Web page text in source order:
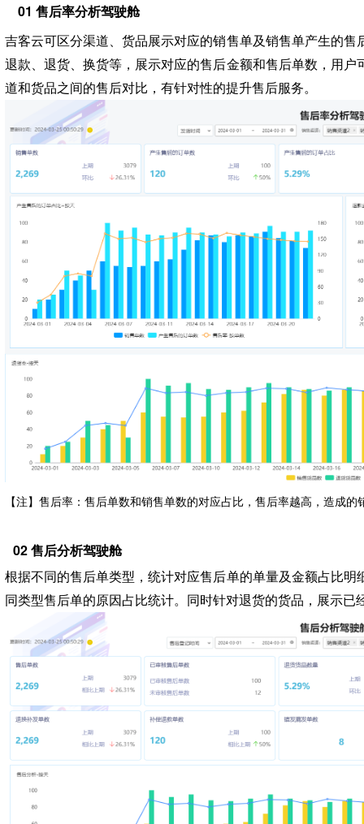
01 售后率分析驾驶舱
吉客云可区分渠道、货品展示对应的销售单及销售单产生的
退款、退货、换货等，展示对应的售后金额和售后单数，用
道和货品之间的售后对比，有针对性的提升售后服务。
【注】售后率：售后单数和销售单数的对应占比，售后率越高，造成的
02 售后分析驾驶舱
根据不同的售后单类型，统计对应售后单的单量及金额占比
同类型售后单的原因占比统计。同时针对退货的货品，展示